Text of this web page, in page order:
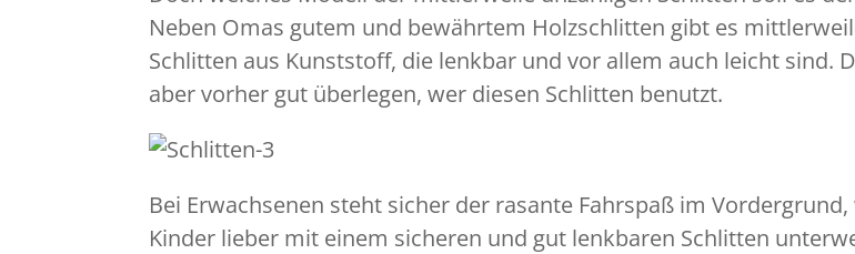
Neben Omas gutem und bewährtem Holzschlitten gibt es
Schlitten aus Kunststoff, die lenkbar und vor allem auch leicht sind.
aber vorher gut überlegen, wer diesen Schlitten benutzt.
Bei Erwachsenen steht sicher der rasante Fahrspaß im
Kinder lieber mit einem sicheren und gut lenkbaren Schlitten